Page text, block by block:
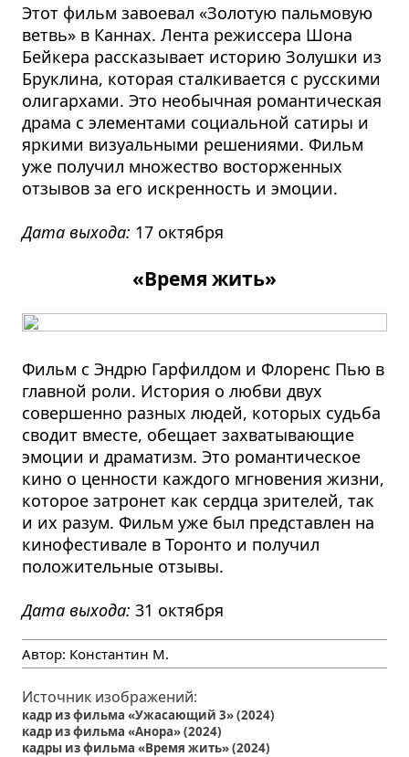
Этот фильм завоевал «Золотую пальмовую
ветвь» в Каннах. Лента режиссера Шона
Бейкера рассказывает историю Золушки из
Бруклина, которая сталкивается с русскими
олигархами. Это необычная романтическая
драма с элементами социальной сатиры и
яркими визуальными решениями. Фильм
уже получил множество восторженных
отзывов за его искренность и эмоции.
Дата выхода: 17 октября
«Время жить»
Фильм с Эндрю Гарфилдом и Флоренс Пью в
главной роли. История о любви двух
совершенно разных людей, которых судьба
сводит вместе, обещает захватывающие
эмоции и драматизм. Это романтическое
кино о ценности каждого мгновения жизни,
которое затронет как сердца зрителей, так
и их разум. Фильм уже был представлен на
кинофестивале в Торонто и получил
положительные отзывы.
Дата выхода:31 октября
Автор: Константин М.
Источник изображений:
кадр из фильма «Ужасающий 3» (2024)
кадр из фильма «Анора» (2024)
кадры из фильма «Время жить» (2024)